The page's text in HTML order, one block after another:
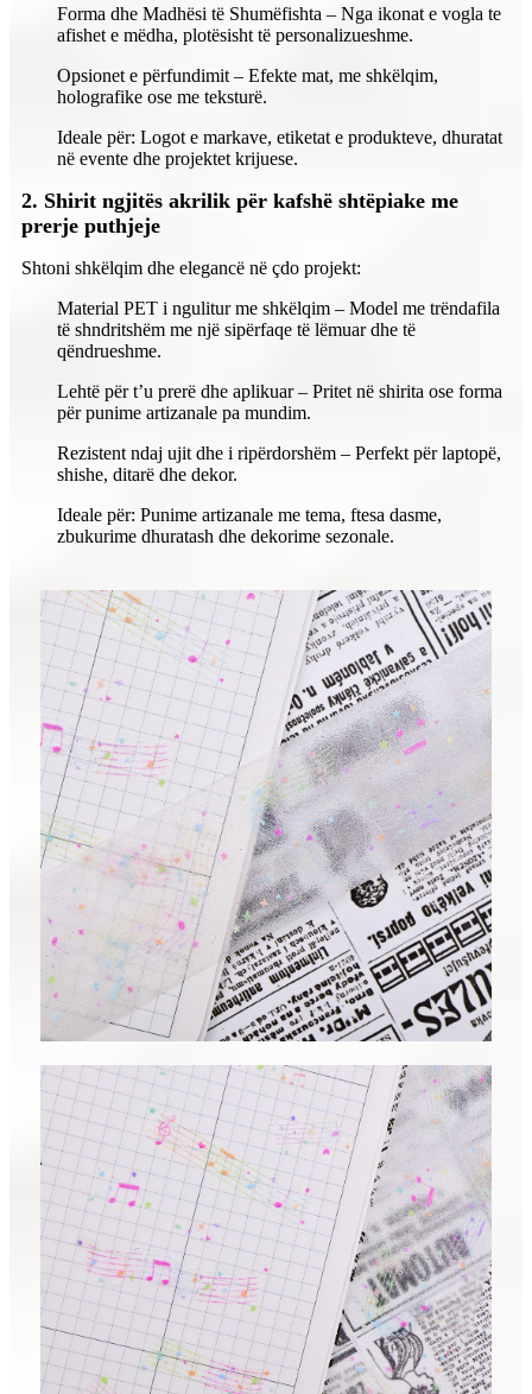
Forma dhe Madhësi të Shumëfishta – Nga ikonat e vogla te
afishet e mëdha, plotësisht të personalizueshme.
Opsionet e përfundimit – Efekte mat, me shkëlqim,
holografike ose me teksturë.
Ideale për: Logot e markave, etiketat e produkteve, dhuratat
në evente dhe projektet krijuese.
2. Shirit ngjitës akrilik për kafshë shtëpiake me
prerje puthjeje
Shtoni shkëlqim dhe elegancë në çdo projekt:
Material PET i ngulitur me shkëlqim – Model me trëndafila
të shndritshëm me një sipërfaqe të lëmuar dhe të
qëndrueshme.
Lehtë për t’u prerë dhe aplikuar – Pritet në shirita ose forma
për punime artizanale pa mundim.
Rezistent ndaj ujit dhe i ripërdorshëm – Perfekt për laptopë,
shishe, ditarë dhe dekor.
Ideale për: Punime artizanale me tema, ftesa dasme,
zbukurime dhuratash dhe dekorime sezonale.